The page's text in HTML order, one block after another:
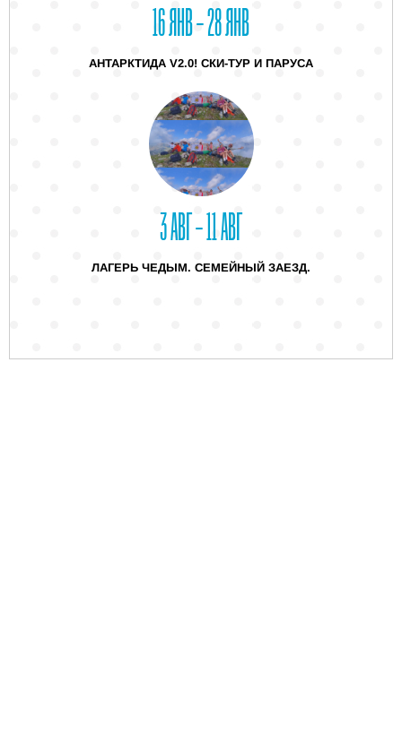
16 ЯНВ – 28 ЯНВ
АНТАРКТИДА V2.0! СКИ-ТУР И ПАРУСА
3 АВГ – 11 АВГ
ЛАГЕРЬ ЧЕДЫМ. СЕМЕЙНЫЙ ЗАЕЗД.